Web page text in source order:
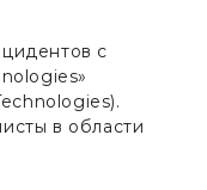
с
в области